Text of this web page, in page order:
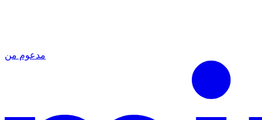
مدعوم من